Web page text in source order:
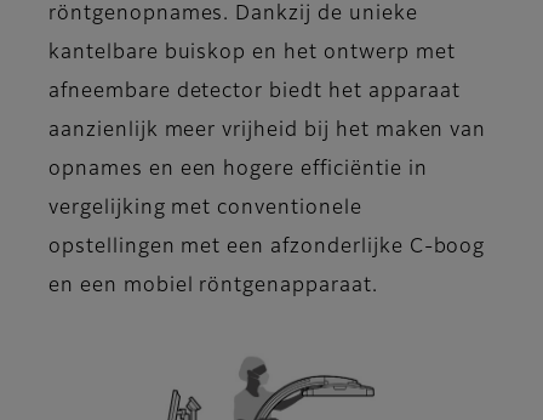
röntgenopnames. Dankzij de unieke
kantelbare buiskop en het ontwerp met
afneembare detector biedt het apparaat
aanzienlijk meer vrijheid bij het maken van
opnames en een hogere efficiëntie in
vergelijking met conventionele
opstellingen met een afzonderlijke C-boog
en een mobiel röntgenapparaat.